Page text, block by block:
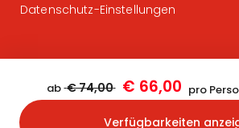
ab € 74,00 € 66,00 pro
Verfügbarkeiten
Datenschutz-Einstellungen